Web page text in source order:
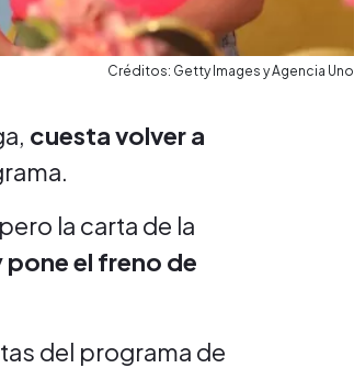
Créditos: Getty Images y Agencia Uno
cuesta volver a
la carta de la
el freno de
del programa de